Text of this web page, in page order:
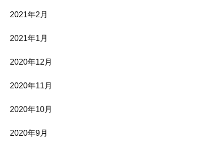
2021年2月
2021年1月
2020年12月
2020年11月
2020年10月
2020年9月